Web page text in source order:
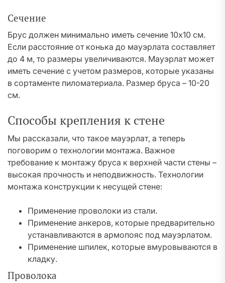
Сечение
Брус должен минимально иметь сечение 10х10 см.
Если расстояние от конька до мауэрлата составляет
до 4 м, то размеры увеличиваются. Мауэрлат может
иметь сечение с учетом размеров, которые указаны
в сортаменте пиломатериала. Размер бруса – 10-20
см.
Способы крепления к стене
Мы рассказали, что такое мауэрлат, а теперь
поговорим о технологии монтажа. Важное
требование к монтажу бруса к верхней части стены –
высокая прочность и неподвижность. Технологии
монтажа конструкции к несущей стене:
Применение проволоки из стали.
Применение анкеров, которые предварительно
устанавливаются в армопояс под мауэрлатом.
Применение шпилек, которые вмуровываются в
кладку.
Проволока